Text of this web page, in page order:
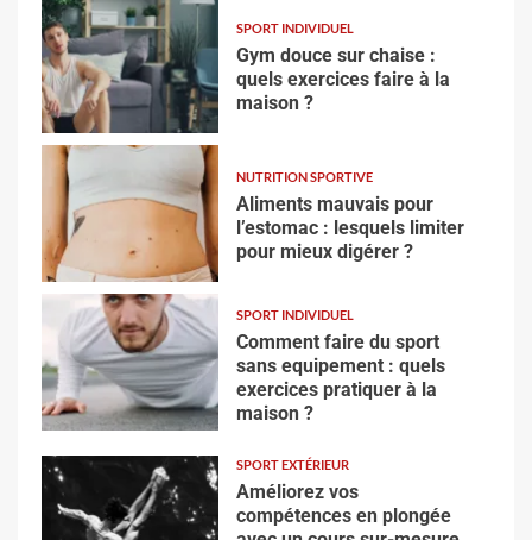
SPORT INDIVIDUEL
Gym douce sur chaise :
quels exercices faire à la
maison ?
NUTRITION SPORTIVE
Aliments mauvais pour
l’estomac : lesquels limiter
pour mieux digérer ?
SPORT INDIVIDUEL
Comment faire du sport
sans equipement : quels
exercices pratiquer à la
maison ?
SPORT EXTÉRIEUR
Améliorez vos
compétences en plongée